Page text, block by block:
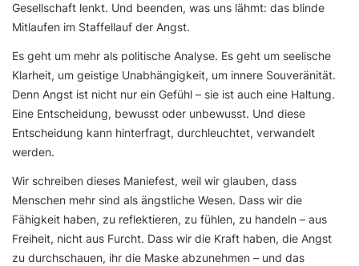
Gesellschaft lenkt. Und beenden, was uns lähmt: das blinde
Mitlaufen im Staffellauf der Angst.
Es geht um mehr als politische Analyse. Es geht um seelische
Klarheit, um geistige Unabhängigkeit, um innere Souveränität.
Denn Angst ist nicht nur ein Gefühl – sie ist auch eine Haltung.
Eine Entscheidung, bewusst oder unbewusst. Und diese
Entscheidung kann hinterfragt, durchleuchtet, verwandelt
werden.
Wir schreiben dieses Maniefest, weil wir glauben, dass
Menschen mehr sind als ängstliche Wesen. Dass wir die
Fähigkeit haben, zu reflektieren, zu fühlen, zu handeln – aus
Freiheit, nicht aus Furcht. Dass wir die Kraft haben, die Angst
zu durchschauen, ihr die Maske abzunehmen – und das